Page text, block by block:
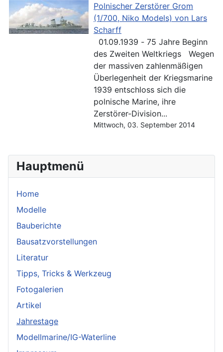
Hauptmenü
Home
Modelle
Bauberichte
Bausatzvorstellungen
Literatur
Tipps, Tricks & Werkzeug
Fotogalerien
Artikel
Jahrestage
Modellmarine/IG-Waterline
Polnischer Zerstörer Grom
(1/700, Niko Models) von Lars
Scharff
des Zweiten Weltkriegs Wegen
der massiven zahlenmäßigen
Überlegenheit der Kriegsmarine
1939 entschloss sich die
polnische Marine, ihre
Zerstörer-Division...
Mittwoch, 03. September 2014